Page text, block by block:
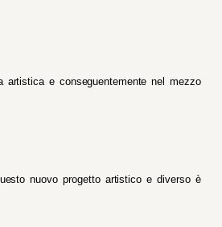
artistica e conseguentementenel mezzo
nuovo progetto artistico e diverso è